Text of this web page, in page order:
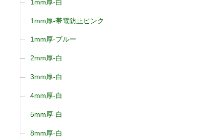
1mm厚-白
1mm厚-帯電防止ピンク
1mm厚-ブルー
2mm厚-白
3mm厚-白
4mm厚-白
5mm厚-白
8mm厚-白